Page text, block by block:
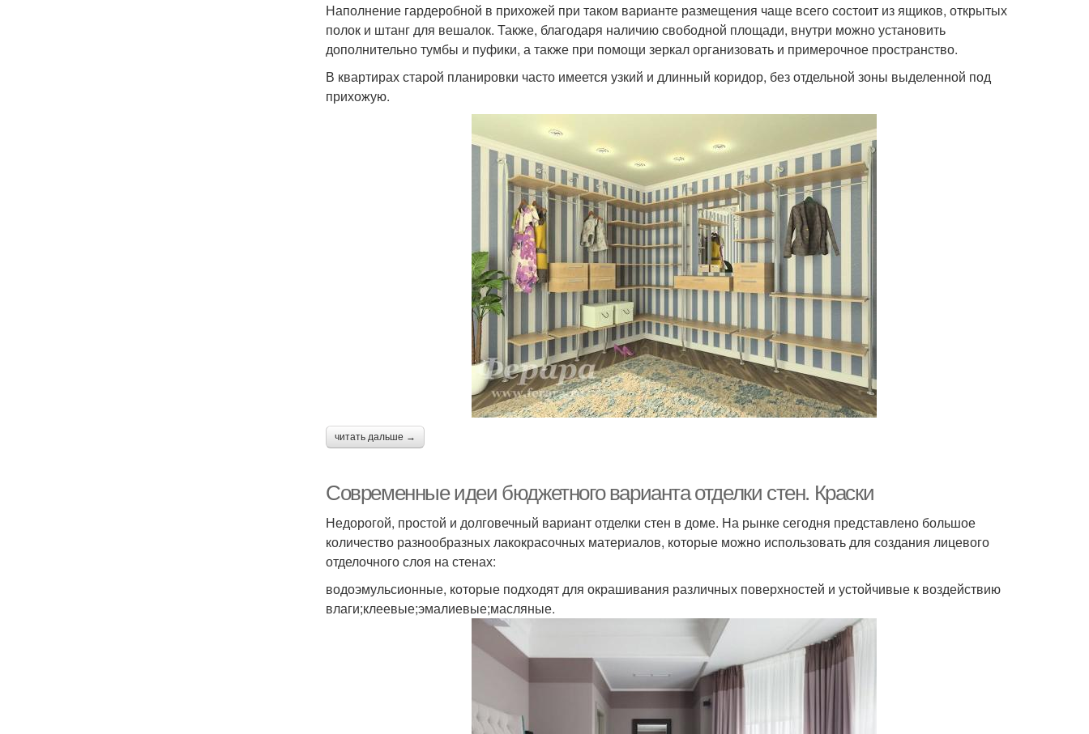
Наполнение гардеробной в прихожей при таком варианте размещения чаще всего состоит из ящиков, открытых
полок и штанг для вешалок. Также, благодаря наличию свободной площади, внутри можно установить
дополнительно тумбы и пуфики, а также при помощи зеркал организовать и примерочное пространство.
В квартирах старой планировки часто имеется узкий и длинный коридор, без отдельной зоны выделенной под
прихожую.
читать дальше →
Современные идеи бюджетного варианта отделки стен. Краски
Недорогой, простой и долговечный вариант отделки стен в доме. На рынке сегодня представлено большое
количество разнообразных лакокрасочных материалов, которые можно использовать для создания лицевого
отделочного слоя на стенах:
водоэмульсионные, которые подходят для окрашивания различных поверхностей и устойчивые к воздействию
влаги;клеевые;эмалиевые;масляные.